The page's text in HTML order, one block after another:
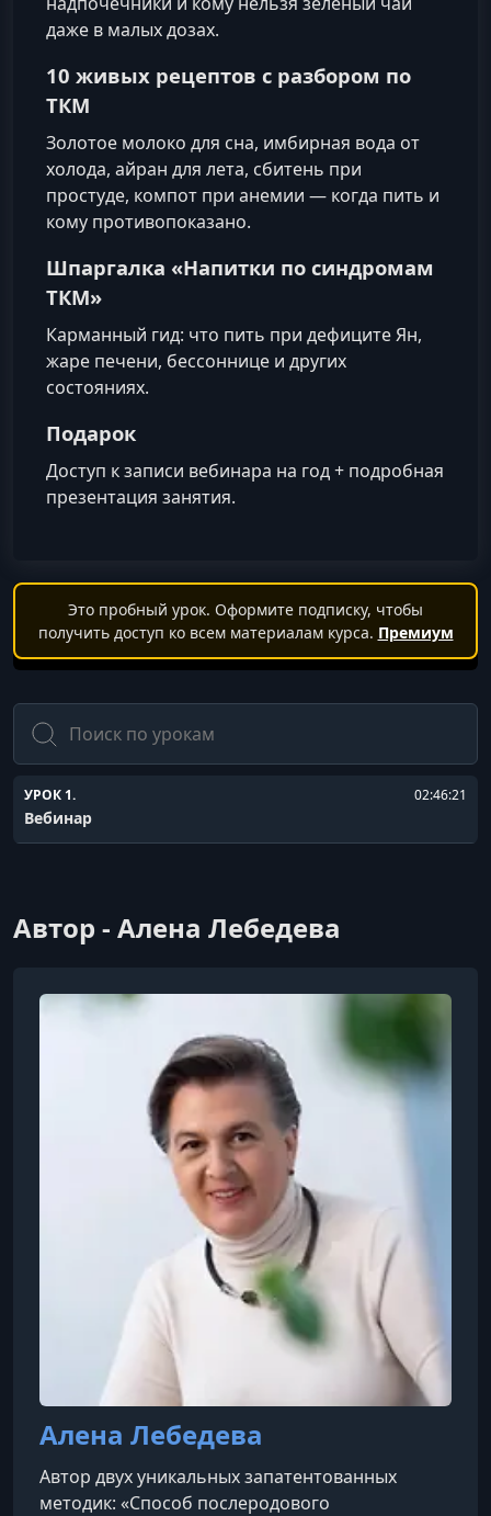
даже в малых дозах.
10 живых рецептов с разбором по
ТКМ
Золотое молоко для сна, имбирная вода от
холода, айран для лета, сбитень при
простуде, компот при анемии — когда пить и
кому противопоказано.
Шпаргалка «Напитки по синдромам
ТКМ»
Карманный гид: что пить при дефиците Ян,
жаре печени, бессоннице и других
состояниях.
Подарок
Доступ к записи вебинара на год + подробная
презентация занятия.
Это пробный урок. Оформите подписку, чтобы
получить доступ ко всем материалам курса. Премиум
Поиск
УРОК 1. 02:46:21
Вебинар
Автор - Алена Лебедева
Алена Лебедева
Автор двух уникальных запатентованных
методик: «Способ послеродового